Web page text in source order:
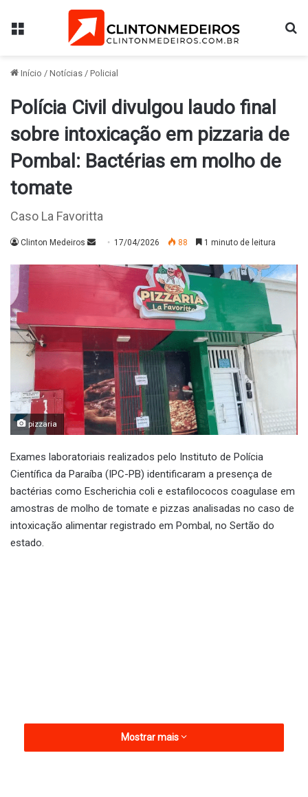
Menu
Início / Notícias / Policial
Polícia Civil divulgou laudo final
sobre intoxicação em pizzaria de
Pombal: Bactérias em molho de
tomate
Caso La Favoritta
Clinton Medeiros
Mande
mail
17/04/2026 88 1 minuto de leitura
pizzaria
Exames laboratoriais realizados pelo Instituto de Polícia
Científica da Paraíba (IPC-PB) identificaram a presença de
bactérias como Escherichia coli e estafilococos coagulase em
amostras de molho de tomate e pizzas analisadas no caso de
intoxicação alimentar registrado em Pombal, no Sertão do
estado.
Mostrar mais